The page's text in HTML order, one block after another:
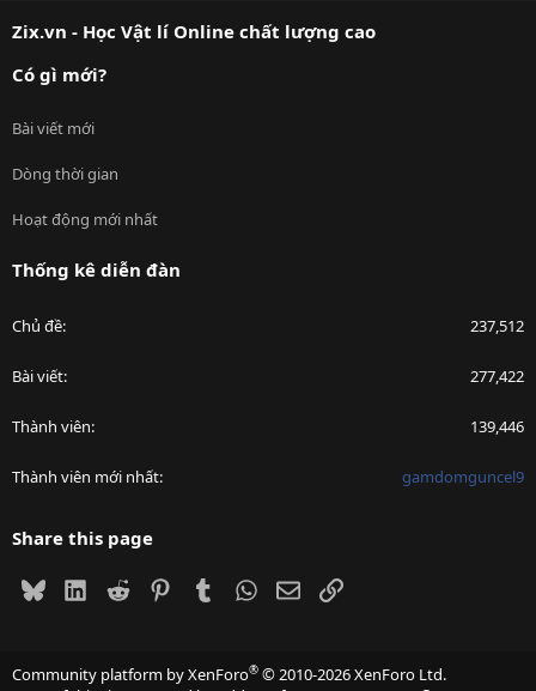
Zix.vn - Học Vật lí Online chất lượng cao
Có gì mới?
Bài viết mới
Dòng thời gian
Hoạt động mới nhất
Thống kê diễn đàn
Chủ đề 237,512
Bài viết 277,422
Thành viên 139,446
Thành viên mới nhất gamdomguncel9
Share this page
BlueskyLinkedIn
Reddit PinterestTumblrWhatsApp
EmailLink
Community platform by XenForo® © 2010-2026 XenForo Ltd.